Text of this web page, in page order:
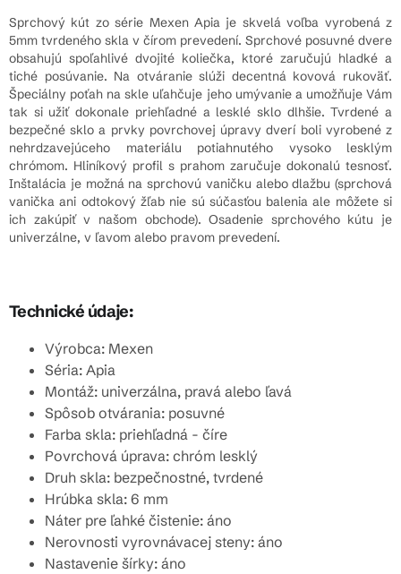
Sprchový kút zo série Mexen Apia je skvelá voľba vyrobená z
5mm tvrdeného skla v čírom prevedení. Sprchové posuvné dvere
obsahujú spoľahlivé dvojité koliečka, ktoré zaručujú hladké a
tiché posúvanie. Na otváranie slúži decentná kovová rukoväť.
Špeciálny poťah na skle uľahčuje jeho umývanie a umožňuje Vám
tak si užiť dokonale priehľadné a lesklé sklo dlhšie. Tvrdené a
bezpečné sklo a prvky povrchovej úpravy dverí boli vyrobené z
nehrdzavejúceho materiálu potiahnutého vysoko lesklým
chrómom. Hliníkový profil s prahom zaručuje dokonalú tesnosť.
Inštalácia je možná na sprchovú vaničku alebo dlažbu (sprchová
vanička ani odtokový žľab nie sú súčasťou balenia ale môžete si
ich zakúpiť v našom obchode). Osadenie sprchového kútu je
univerzálne, v ľavom alebo pravom prevedení.
Technické údaje:
Výrobca: Mexen
Séria: Apia
Montáž: univerzálna, pravá alebo ľavá
Spôsob otvárania: posuvné
Farba skla: priehľadná - číre
Povrchová úprava: chróm lesklý
Druh skla: bezpečnostné, tvrdené
Hrúbka skla: 6 mm
Náter pre ľahké čistenie: áno
Nerovnosti vyrovnávacej steny: áno
Nastavenie šírky: áno